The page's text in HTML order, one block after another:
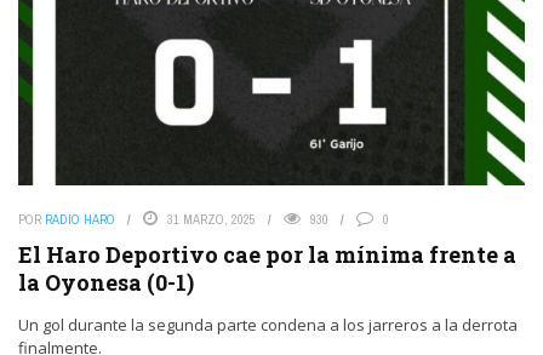
POR RADIO HARO 31 MARZO, 2025 930 0
El Haro Deportivo cae por la mínima frente a
la Oyonesa (0-1)
Un gol durante la segunda parte condena a los jarreros a la derrota
finalmente.